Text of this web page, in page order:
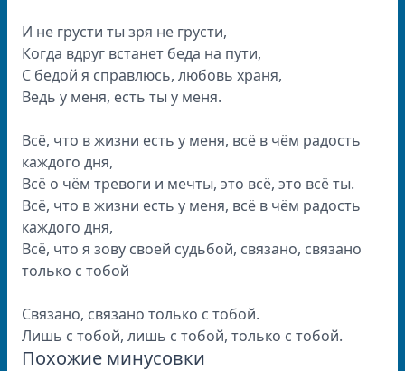
И не грусти ты зря не грусти,
Когда вдруг встанет беда на пути,
С бедой я справлюсь, любовь храня,
Ведь у меня, есть ты у меня.
Всё, что в жизни есть у меня, всё в чём радость
каждого дня,
Всё о чём тревоги и мечты, это всё, это всё ты.
Всё, что в жизни есть у меня, всё в чём радость
каждого дня,
Всё, что я зову своей судьбой, связано, связано
только с тобой
Связано, связано только с тобой.
Лишь с тобой, лишь с тобой, только с тобой.
Похожие минусовки